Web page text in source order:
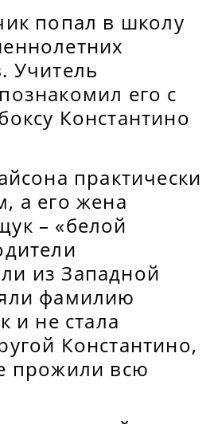
попал в школу
Учитель
его с
Константино
практически
а его жена
– «белой
из Западной
фамилию
и не стала
Константино,
прожили всю